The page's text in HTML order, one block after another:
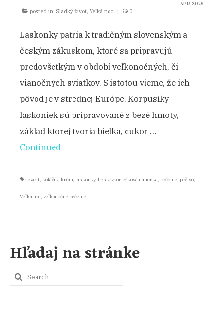
NA CESTÁCH
KONTAKT
APR 2025
posted in: Sladký život, Veľká noc 0
Laskonky patria k tradičným slovenským a
českým zákuskom, ktoré sa pripravujú
predovšetkým v období veľkonočných, či
vianočných sviatkov. S istotou vieme, že ich
pôvod je v strednej Európe. Korpusíky
laskoniek sú pripravované z bezé hmoty,
základ ktorej tvoria bielka, cukor …
Continued
dezert, koláčik, krém, laskonky, lieskovooriešková nátierka, pečenie, pečivo,
Veľká noc, veľkonočné pečenie
Hľadaj na stránke
S